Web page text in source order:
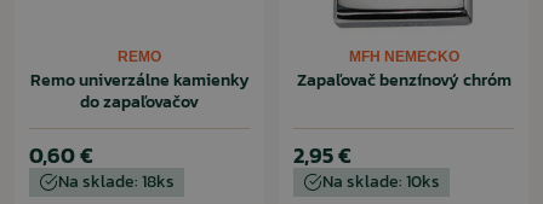
REMO
Remo univerzálne kamienky
do zapaľovačov
0,60 €
Na sklade: 18ks
MFH NEMECKO
Zapaľovač benzínový chróm
2,95 €
Na sklade: 10ks